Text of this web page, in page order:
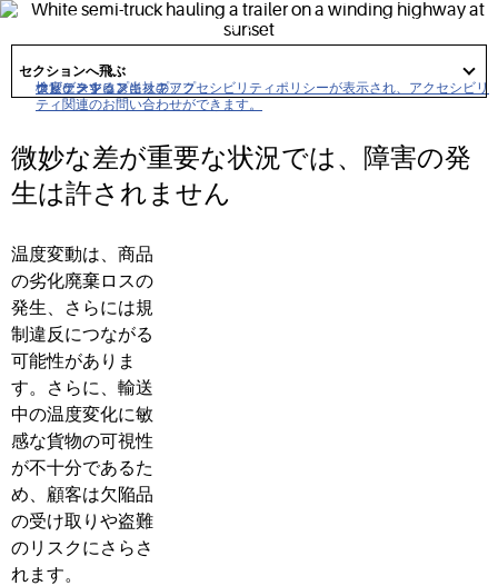
クリックすると当社のアクセシビリティポリシーが表示され、アクセシビリ
ティ関連のお問い合わせができます。
ナビゲーションにスキップ
コンテンツにスキップ
検索にスキップ
食品や医薬品の貨物を守ります。エンドツーエンドの圧縮
技術と制御ソリューションにより、鮮度と品質の維持、廃
棄物の削減、エネルギー効率の向上、コンプライアンスの
強化を実現します。
to
section
セクションへ飛ぶ
微妙な差が重要な状況では、障害の発
生は許されません
温度変動は、商品
の劣化廃棄ロスの
発生、さらには規
制違反につながる
可能性がありま
す。さらに、輸送
中の温度変化に敏
感な貨物の可視性
が不十分であるた
め、顧客は欠陥品
の受け取りや盗難
のリスクにさらさ
れます。